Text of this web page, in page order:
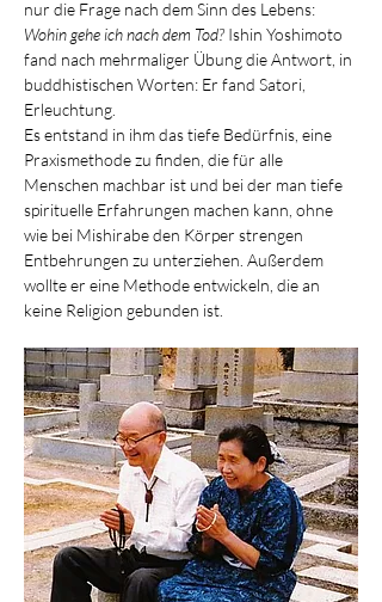
nur die Frage nach dem Sinn des Lebens:
Wohin gehe ich nach dem Tod? Ishin Yoshimoto
fand nach mehrmaliger Übung die Antwort, in
buddhistischen Worten: Er fand Satori,
Erleuchtung.
Es entstand in ihm das tiefe Bedürfnis, eine
Praxismethode zu finden, die für alle
Menschen machbar ist und bei der man tiefe
spirituelle Erfahrungen machen kann, ohne
wie bei Mishirabe den Körper strengen
Entbehrungen zu unterziehen. Außerdem
wollte er eine Methode entwickeln, die an
keine Religion gebunden ist.